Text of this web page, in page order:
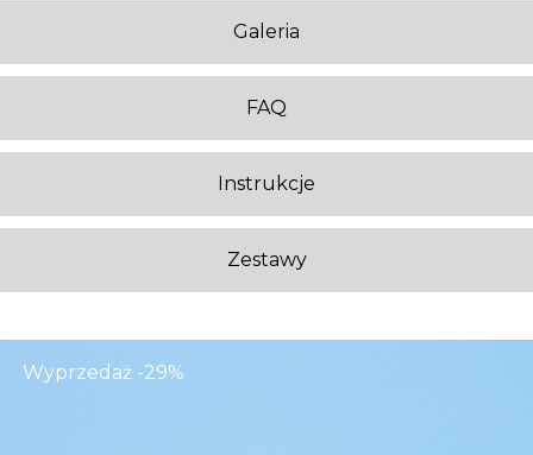
Galeria
FAQ
Instrukcje
Zestawy
Wyprzedaż -29%